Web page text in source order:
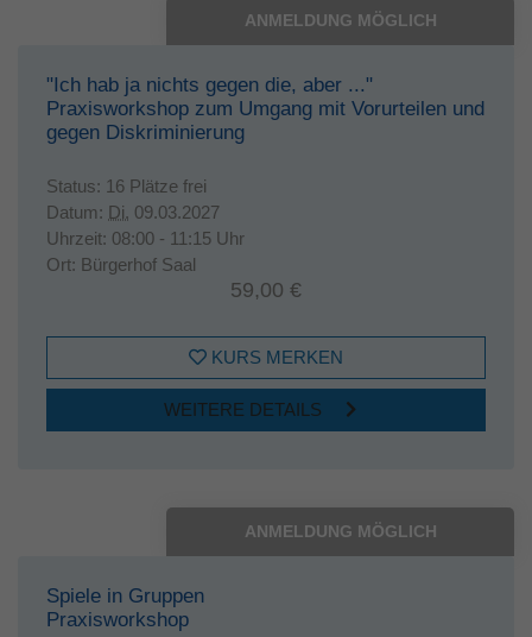
ANMELDUNG MÖGLICH
"Ich hab ja nichts gegen die, aber ..."
Praxisworkshop zum Umgang mit Vorurteilen und
gegen Diskriminierung
Status: 16 Plätze frei
Datum: Di. 09.03.2027
Uhrzeit: 08:00 - 11:15 Uhr
Ort: Bürgerhof Saal
59,00 €
KURS MERKEN
WEITERE DETAILS
ANMELDUNG MÖGLICH
Spiele in Gruppen
Praxisworkshop